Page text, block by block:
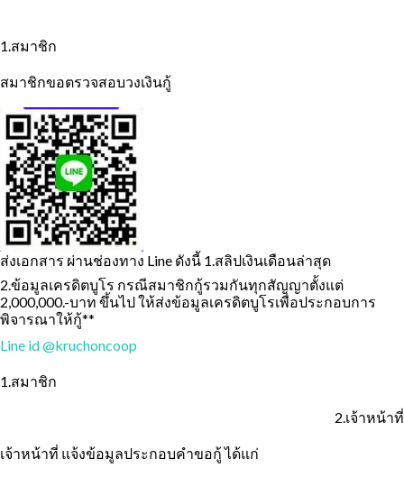
1.สมาชิก
สมาชิกขอตรวจสอบวงเงินกู้
ส่งเอกสาร ผ่านช่องทาง Line ดังนี้ 1.สลิปเงินเดือนล่าสุด
2.ข้อมูลเครดิตบูโร กรณีสมาชิกกู้รวมกันทุกสัญญาตั้งแต่
2,000,000.-บาท ขึ้นไป ให้ส่งข้อมูลเครดิตบูโรเพื่อประกอบการ
พิจารณาให้กู้**
Line id @kruchoncoop
1.สมาชิก
2.เจ้าหน้าที่
เจ้าหน้าที่ แจ้งข้อมูลประกอบคำขอกู้ ได้แก่